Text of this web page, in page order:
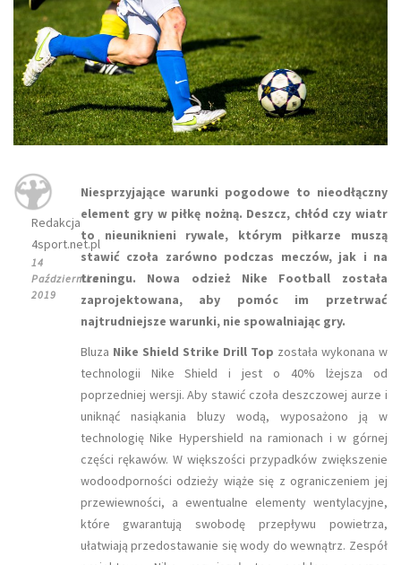
Redakcja
4sport.net.pl
14
Października
2019
Niesprzyjające warunki pogodowe to nieodłączny
element gry w piłkę nożną. Deszcz, chłód czy wiatr
to nieuniknieni rywale, którym piłkarze muszą
stawić czoła zarówno podczas meczów, jak i na
treningu. Nowa odzież Nike Football została
zaprojektowana, aby pomóc im przetrwać
najtrudniejsze warunki, nie spowalniając gry.
Bluza Nike Shield Strike Drill Top została wykonana w
technologii Nike Shield i jest o 40% lżejsza od
poprzedniej wersji. Aby stawić czoła deszczowej aurze i
uniknąć nasiąkania bluzy wodą, wyposażono ją w
technologię Nike Hypershield na ramionach i w górnej
części rękawów. W większości przypadków zwiększenie
wodoodporności odzieży wiąże się z ograniczeniem jej
przewiewności, a ewentualne elementy wentylacyjne,
które gwarantują swobodę przepływu powietrza,
ułatwiają przedostawanie się wody do wewnątrz. Zespół